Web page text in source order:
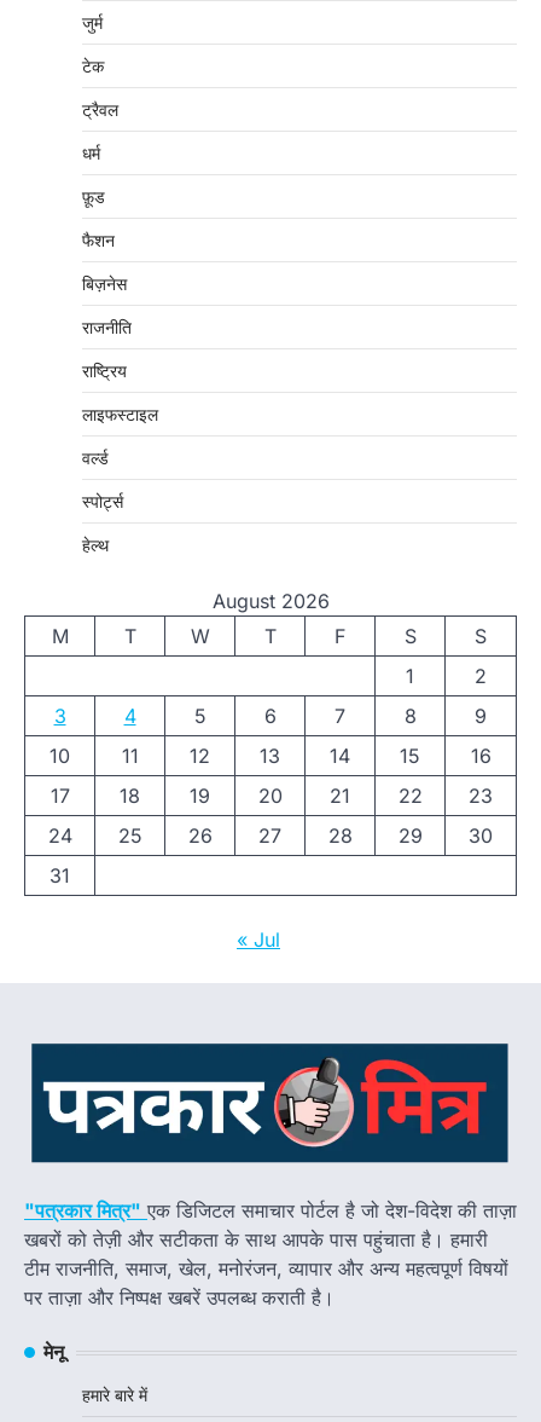
जुर्म
टेक
ट्रैवल
धर्म
फ़ूड
फैशन
बिज़नेस
राजनीति
राष्ट्रिय
लाइफस्टाइल
वर्ल्ड
स्पोर्ट्स
हेल्थ
August 2026
M
T W T F S
S
1
2
3
4 5 6 7 8
9
10
11 12 13 14 15
16
17
18 19 20 21 22
23
24
25 26 27 28 29
30
31
« Jul
"पत्रकार मित्र" एक डिजिटल समाचार पोर्टल है जो देश-विदेश की ताज़ा
खबरों को तेज़ी और सटीकता के साथ आपके पास पहुंचाता है। हमारी
टीम राजनीति, समाज, खेल, मनोरंजन, व्यापार और अन्य महत्वपूर्ण विषयों
पर ताज़ा और निष्पक्ष खबरें उपलब्ध कराती है।
मेनू
हमारे बारे में